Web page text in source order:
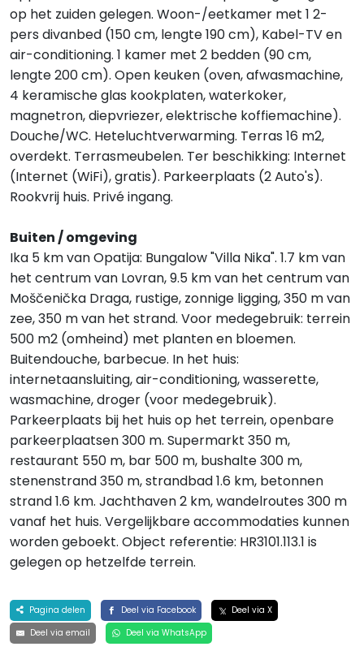
op het zuiden gelegen. Woon-/eetkamer met 1 2-
pers divanbed (150 cm, lengte 190 cm), Kabel-TV en
air-conditioning. 1 kamer met 2 bedden (90 cm,
lengte 200 cm). Open keuken (oven, afwasmachine,
4 keramische glas kookplaten, waterkoker,
magnetron, diepvriezer, elektrische koffiemachine).
Douche/WC. Heteluchtverwarming. Terras 16 m2,
overdekt. Terrasmeubelen. Ter beschikking: Internet
(Internet (WiFi), gratis). Parkeerplaats (2 Auto's).
Rookvrij huis. Privé ingang.
Buiten / omgeving
Ika 5 km van Opatija: Bungalow "Villa Nika". 1.7 km van
het centrum van Lovran, 9.5 km van het centrum van
Moščenička Draga, rustige, zonnige ligging, 350 m van
zee, 350 m van het strand. Voor medegebruik: terrein
500 m2 (omheind) met planten en bloemen.
Buitendouche, barbecue. In het huis:
internetaansluiting, air-conditioning, wasserette,
wasmachine, droger (voor medegebruik).
Parkeerplaats bij het huis op het terrein, openbare
parkeerplaatsen 300 m. Supermarkt 350 m,
restaurant 550 m, bar 500 m, bushalte 300 m,
stenenstrand 350 m, strandbad 1.6 km, betonnen
strand 1.6 km. Jachthaven 2 km, wandelroutes 300 m
vanaf het huis. Vergelijkbare accommodaties kunnen
worden geboekt. Object referentie: HR3101.113.1 is
gelegen op hetzelfde terrein.
Pagina delen Deel via Facebook
Deel via X
Deel via email
Deel via WhatsApp